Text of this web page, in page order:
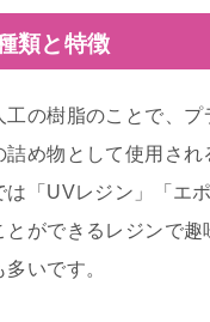
類と特徴
工の樹脂のことで、プ
詰め物として使用され
は「UVレジン」「エ
とができるレジンで趣
いです。